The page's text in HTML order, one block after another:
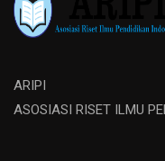
ARIPI
ASOSIASI RISET ILMU